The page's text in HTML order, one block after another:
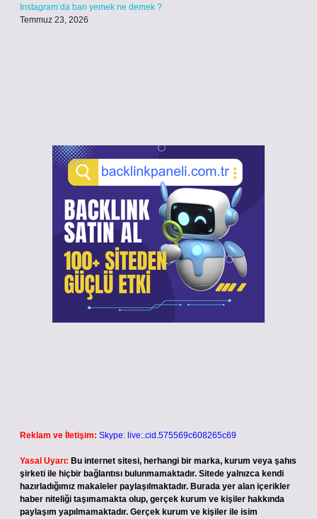
Instagram’da ban yemek ne demek ?
Temmuz 23, 2026
Reklam ve İletişim: Skype: live:.cid.575569c608265c69
Yasal Uyarı: Bu internet sitesi, herhangi bir marka, kurum veya şahıs
şirketi ile hiçbir bağlantısı bulunmamaktadır. Sitede yalnızca kendi
hazırladığımız makaleler paylaşılmaktadır. Burada yer alan içerikler
haber niteliği taşımamakta olup, gerçek kurum ve kişiler hakkında
paylaşım yapılmamaktadır. Gerçek kurum ve kişiler ile isim